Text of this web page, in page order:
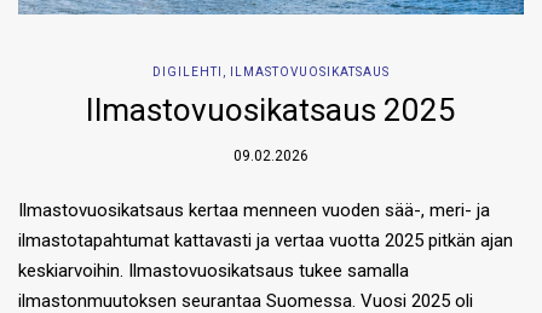
DIGILEHTI , ILMASTOVUOSIKATSAUS
Ilmastovuosikatsaus 2025
09.02.2026
Ilmastovuosikatsaus kertaa menneen vuoden sää-, meri- ja
ilmastotapahtumat kattavasti ja vertaa vuotta 2025 pitkän ajan
keskiarvoihin. Ilmastovuosikatsaus tukee samalla
ilmastonmuutoksen seurantaa Suomessa. Vuosi 2025 oli